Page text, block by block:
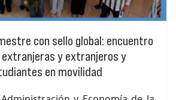
con sello global: encuentro
extranjeras y extranjeros y
en movilidad